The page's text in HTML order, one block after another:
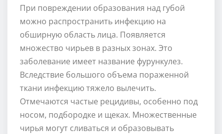
При повреждении образования над губой
можно распространить инфекцию на
обширную область лица. Появляется
множество чирьев в разных зонах. Это
заболевание имеет название фурункулез.
Вследствие большого объема пораженной
ткани инфекцию тяжело вылечить.
Отмечаются частые рецидивы, особенно под
носом, подбородке и щеках. Множественные
чирья могут сливаться и образовывать